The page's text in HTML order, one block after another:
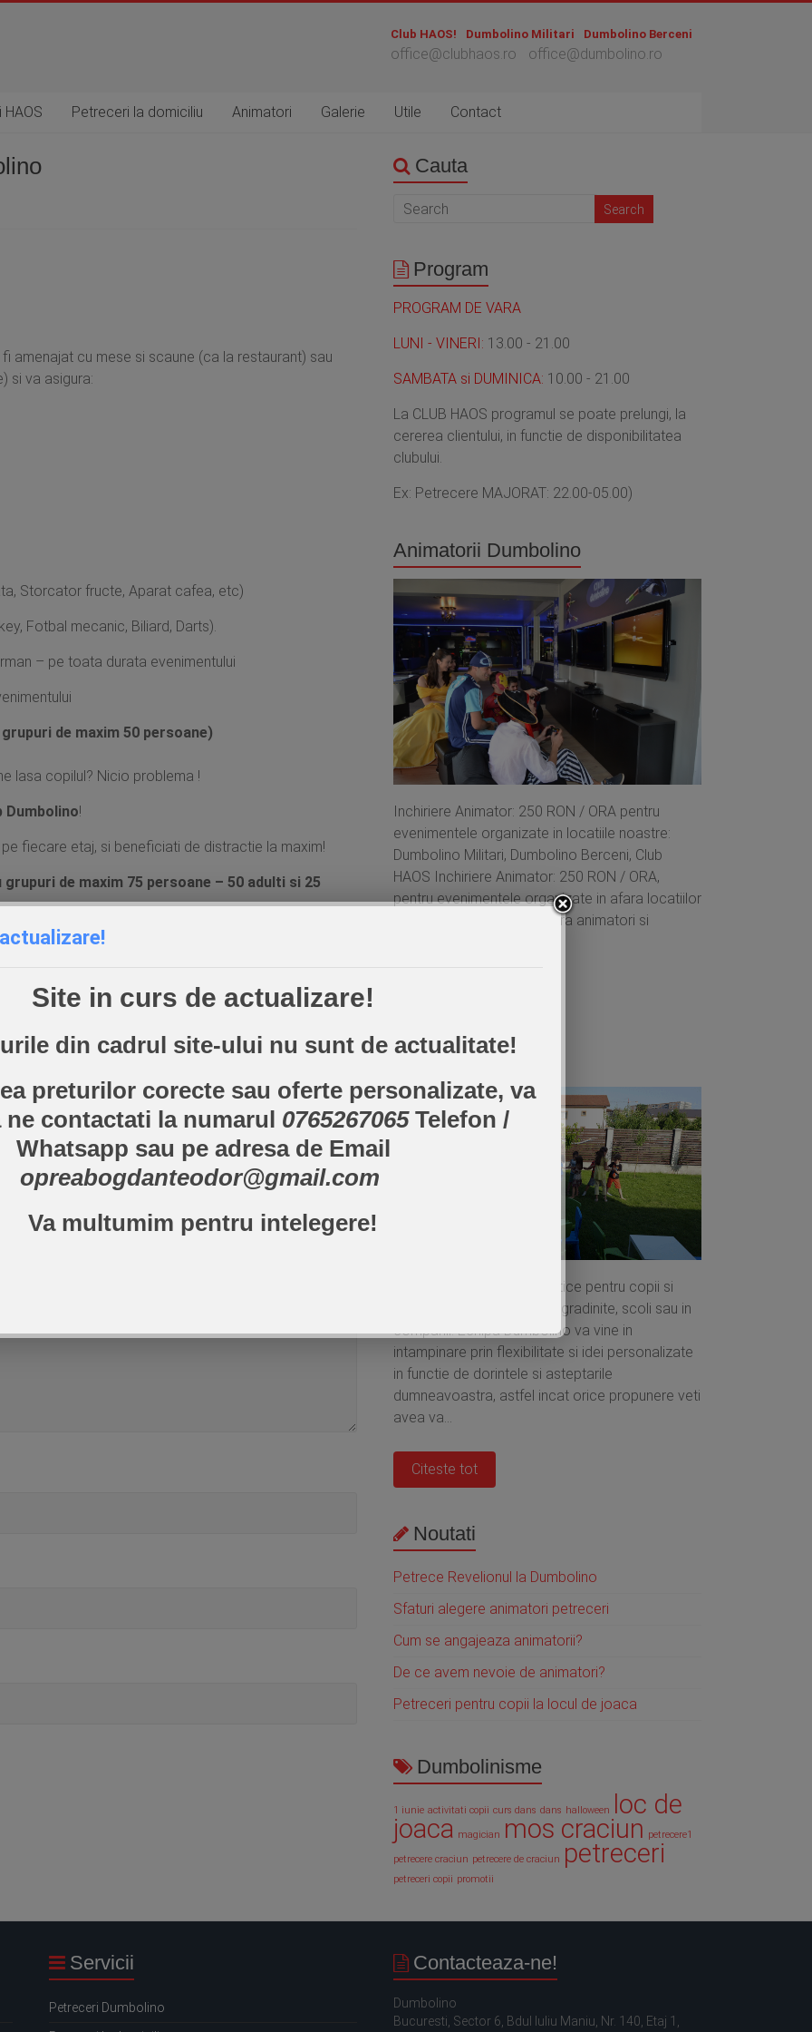
Dumbolino Berceni
Dumbolino Militari
Club HAOS!
office@clubhaos.ro office@dumbolino.ro
Petreceri la domiciliu Animatori Galerie Utile Contact
amenajat cu mese si scaune (ca la restaurant) sau
si va asigura:
Storcator fructe, Aparat cafea, etc)
Fotbal mecanic, Biliard, Darts).
– pe toata durata evenimentului
de maxim 50 persoane)
lasa copilul? Nicio problema !
Dumbolino!
fiecare etaj, si beneficiati de distractie la maxim!
de maxim 75 persoane – 50 adulti si 25
bufet suedez). Pentru rezervarea din timp a
contactati la:
/ opreabogdanteodor@gmail.com
fields are marked*
Cauta
Program
PROGRAM DE VARA
LUNI - VINERI: 13.00 - 21.00
SAMBATA si DUMINICA: 10.00 - 21.00
La CLUB HAOS programul se poate prelungi, la
cererea clientului, in functie de disponibilitatea
clubului.
Ex: Petrecere MAJORAT: 22.00-05.00)
Animatorii Dumbolino
Inchiriere Animator: 250 RON / ORA pentru
evenimentele organizate in locatiile noastre:
Dumbolino Militari, Dumbolino Berceni, Club
HAOS Inchiriere Animator: 250 RON / ORA,
pentru evenimentele organizate in afara locatiilor
noastre. Dumbolino va ofera animatori si
Ia-ne acasa!
Organizam petreceri tematice pentru copii si
adolescenti la domiciliu, in gradinite, scoli sau in
companii. Echipa Dumbolino va vine in
intampinare prin flexibilitate si idei personalizate
in functie de dorintele si asteptarile
dumneavoastra, astfel incat orice propunere veti
avea va...
Citeste tot
Noutati
Petrece Revelionul la Dumbolino
Sfaturi alegere animatori petreceri
Cum se angajeaza animatorii?
De ce avem nevoie de animatori?
Petreceri pentru copii la locul de joaca
Dumbolinisme
1 iunie activitati copii curs dans dans halloween loc de
joaca magician mos craciun petrecere1
petrecere craciun petrecere de craciun petreceri
petreceri copii promotii
Servicii
Petreceri Dumbolino
Contacteaza-ne!
Dumbolino
Bucuresti, Sector 6, Bdul Iuliu Maniu, Nr. 140, Etaj 1,
Site in curs de actualizare!
din cadrul site-ului nu sunt de actualitate!
preturilor corecte sau oferte personalizate, va
ne contactati la numarul 0765267065Telefon /
Whatsapp sau pe adresa de Email
opreabogdanteodor@gmail.com
Va multumim pentru intelegere!